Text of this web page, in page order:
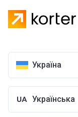
Україна
Українська